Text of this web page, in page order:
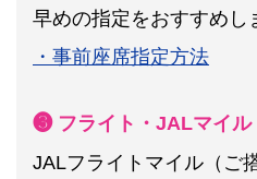
早めの指定をおすすめし
・事前座席指定方法
❸ フライト・JALマイル
JALフライトマイル（ご